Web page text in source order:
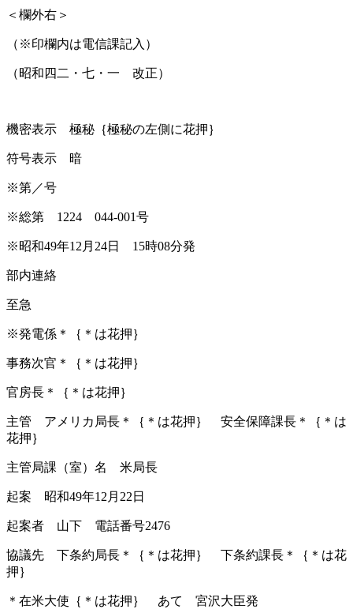
＜欄外右＞
（※印欄内は電信課記入）
（昭和四二・七・一 改正）
機密表示 極秘｛極秘の左側に花押｝
符号表示 暗
※第／号
※総第 1224 044-001号
※昭和49年12月24日 15時08分発
部内連絡
至急
※発電係＊｛＊は花押｝
事務次官＊｛＊は花押｝
官房長＊｛＊は花押｝
主管 アメリカ局長＊｛＊は花押｝ 安全保障課長＊｛＊は
花押｝
主管局課（室）名 米局長
起案 昭和49年12月22日
起案者 山下 電話番号2476
協議先 下条約局長＊｛＊は花押｝ 下条約課長＊｛＊は花
押｝
＊在米大使｛＊は花押｝ あて 宮沢大臣発